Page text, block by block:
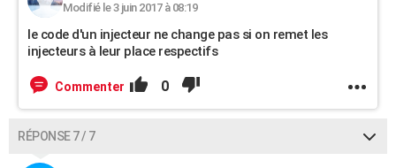
Modifié le 3 juin 2017 à 08:19
le code d'un injecteur ne change pas si on remet les
injecteurs à leur place respectifs
Commenter 0
RÉPONSE 7 / 7